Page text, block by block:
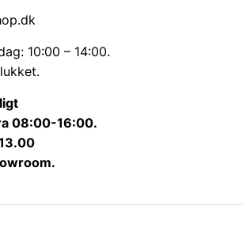
10:00 – 14:00.
08:00-16:00.